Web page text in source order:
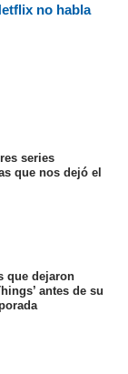
no habla
series
que nos dejó el
que dejaron
antes de su